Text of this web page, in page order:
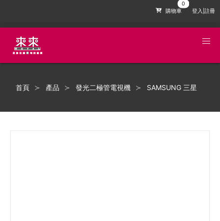
購物車 登入|註冊
首頁 產品 發光二極管電視機 SAMSUNG 三星